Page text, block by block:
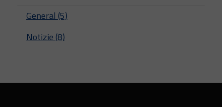
General (5)
Notizie (8)